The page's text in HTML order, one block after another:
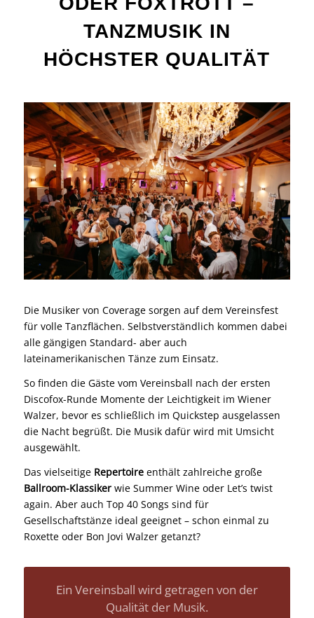
TANZMUSIK IN
HÖCHSTER QUALITÄT
Die Musiker von Coverage sorgen auf dem Vereinsfest
für volle Tanzflächen. Selbstverständlich kommen dabei
alle gängigen Standard- aber auch
lateinamerikanischen Tänze zum Einsatz.
So finden die Gäste vom Vereinsball nach der ersten
Discofox-Runde Momente der Leichtigkeit im Wiener
Walzer, bevor es schließlich im Quickstep ausgelassen
die Nacht begrüßt. Die Musik dafür wird mit Umsicht
ausgewählt.
Das vielseitige Repertoire enthält zahlreiche große
Ballroom-Klassiker wie Summer Wine oder Let’s twist
again. Aber auch Top 40 Songs sind für
Gesellschaftstänze ideal geeignet – schon einmal zu
Roxette oder Bon Jovi Walzer getanzt?
Ein Vereinsball wird getragen von der
Qualität der Musik.